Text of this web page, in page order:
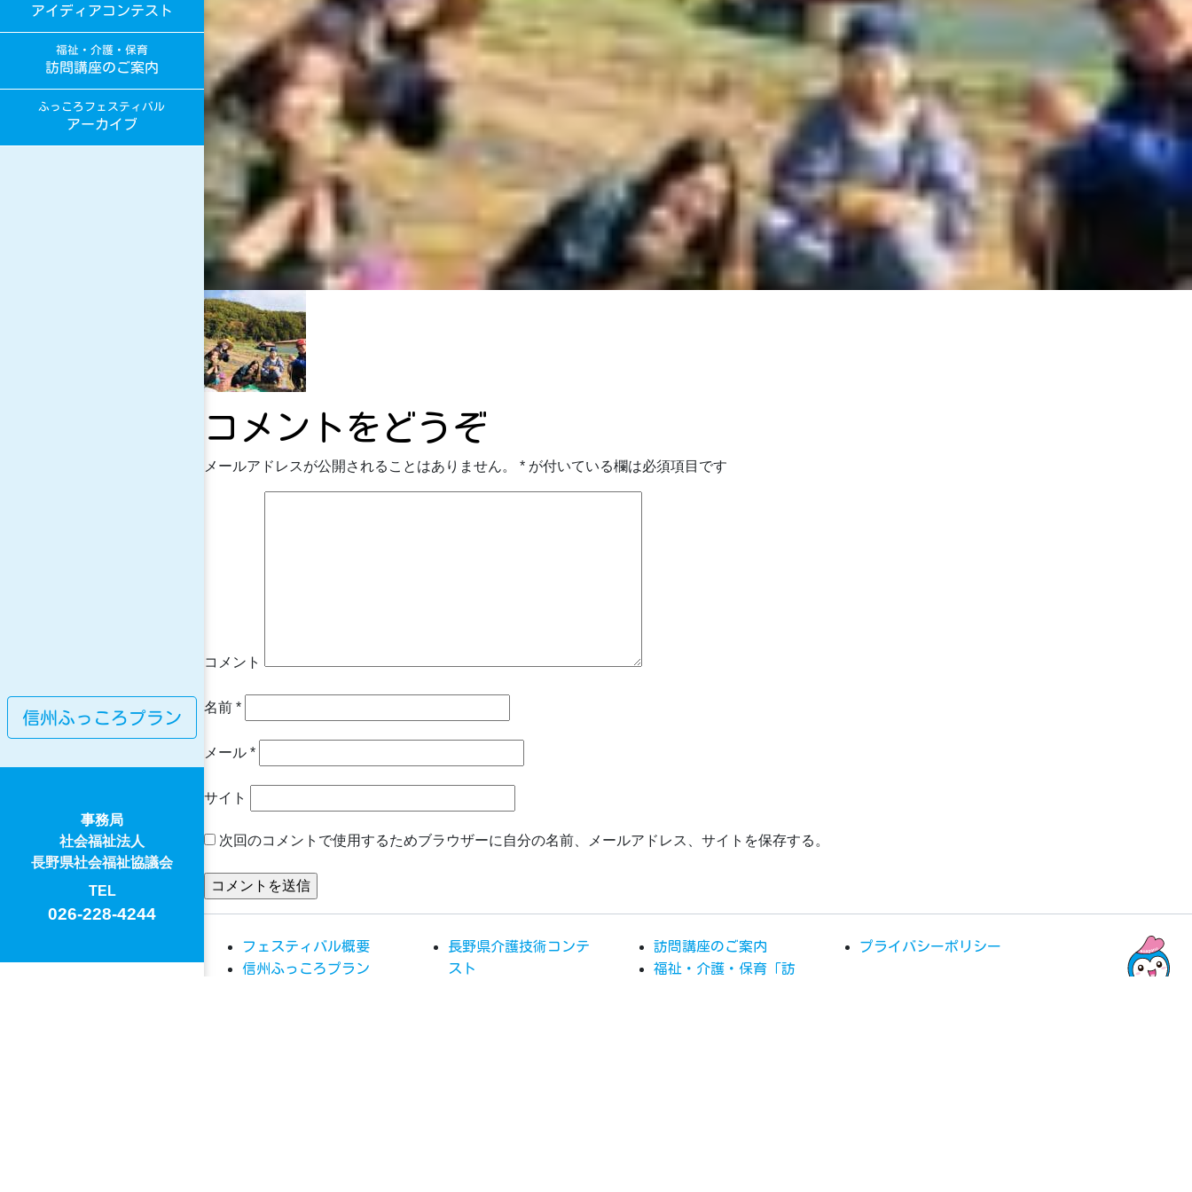
アイディアコンテスト
福祉・介護・保育
訪問講座のご案内
ふっころフェスティバル
アーカイブ
信州ふっころプラン
事務局
社会福祉法人
長野県社会福祉協議会
TEL
026-228-4244
コメントをどうぞ
メールアドレスが公開されることはありません。 * が付いている欄は必須項目です
コメント
名前 *
メール *
サイト
次回のコメントで使用するためブラウザーに自分の名前、メールアドレス、サイトを保存する。
フェスティバル概要
信州ふっころプラン
長野県介護技術コンテ
スト
訪問講座のご案内
福祉・介護・保育「訪
プライバシーポリシー